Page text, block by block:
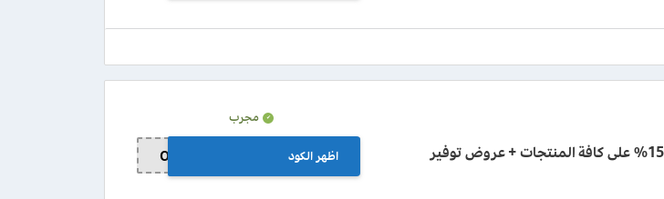
كود خصم StoreUs لتخفيض حتى 15% على كافة المنتجات + عروض توفير
مجرب
OS70 اظهر الكود